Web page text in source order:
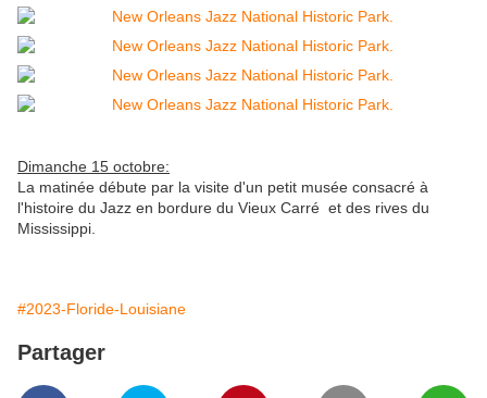
Dimanche 15 octobre:
La matinée débute par la visite d'un petit musée consacré à
l'histoire du Jazz en bordure du Vieux Carré et des rives du
Mississippi.
#2023-Floride-Louisiane
Partager